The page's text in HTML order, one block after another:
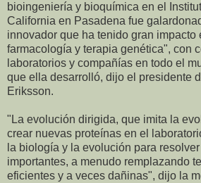
bioingeniería y bioquímica en el
California en Pasadena fue
innovador que ha tenido gran impacto
farmacología y terapia genética", con
laboratorios y compañías en todo el
que ella desarrolló, dijo el presidente
Eriksson.
"La evolución dirigida, que imita la
crear nuevas proteínas en el
la biología y la evolución para
importantes, a menudo remplazando
eficientes y a veces dañinas", dijo la